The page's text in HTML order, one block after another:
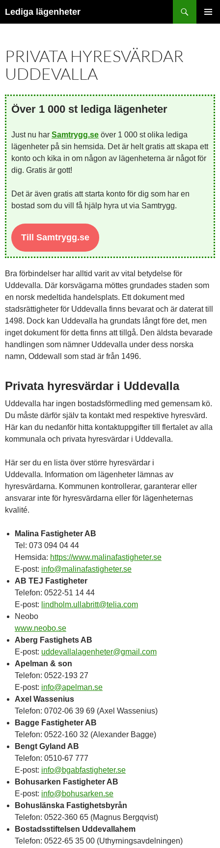
till
Lediga lägenheter
PRIVATA HYRESVÄRDAR
UDDEVALLA
Över 1 000 st lediga lägenheter
Just nu har Samtrygg.se över 1 000 st olika lediga
lägenheter på sin hemsida. Det är helt gratis att skapa ett
konto och kika in om någon av lägenheterna är något för
dig. Gratis är gott!
Det är även gratis att starta konto för dig som har en
bostad som du vill få hjälp hyra ut via Samtrygg.
Till Samtrygg.se
Bra förbindelser har alltid varit av vital betydelse för
Uddevalla. Där korsvägarna möttes grundades staden som
en norsk medeltida handelsplats. Ett dokument med
stadsrättigheter för Uddevalla finns bevarat och är daterat till
1498. Dock kan Uddevalla ha grundats långt före det, men
inget dokument för detta finns att tillgå. Den äldsta bevarade
handlingen som nämner Uddevalla under dess norska
namn, Oddewall som stad är från 1496.
Privata hyresvärdar i Uddevalla
Uddevalla har ingen bostadsförmedling med gemensam kö.
Du måste därför själv ta kontakt med respektive hyresvärd.
Här kan du nedanför hitta kontaktuppgifter till flertalet av alla
kommunala och privata hyresvärdar i Uddevalla.
Här ser du en lista över större hyresvärdar i
Uddevalla. Information om lägenheter lämnas av
hyresvärdarna. Kommunen kontrollerar, garanterar eller
ansvarar inte för hyresvärdarna eller för lägenheternas
kvalité.
Malina Fastigheter AB
Tel: 073 094 04 44
Hemsida: https://www.malinafastigheter.se
E-post: info@malinafastigheter.se
AB TEJ Fastigheter
Telefon: 0522-51 14 44
E-post: lindholm.ullabritt@telia.com
Neobo
www.neobo.se
Aberg Fastighets AB
E-post: uddevallalagenheter@gmail.com
Apelman & son
Telefon: 0522-193 27
E-post: info@apelman.se
Axel Wassenius
Telefon: 0702-06 39 69 (Axel Wassenius)
Bagge Fastigheter AB
Telefon: 0522-160 32 (Alexander Bagge)
Bengt Gyland AB
Telefon: 0510-67 777
E-post: info@bgabfastigheter.se
Bohusarken Fastigheter AB
E-post: info@bohusarken.se
Bohuslänska Fastighetsbyrån
Telefon: 0522-360 65 (Magnus Bergqvist)
Bostadsstiftelsen Uddevallahem
Telefon: 0522-65 35 00 (Uthyrningsavdelningen)